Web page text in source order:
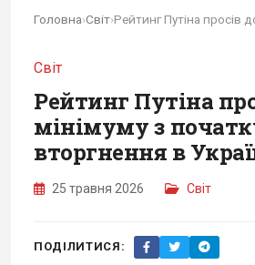
Головна›Світ›
Світ
Рейтинг Путіна
мінімуму з
вторгнення в
25 травня 2026 Світ
ПОДІЛИТИСЯ: